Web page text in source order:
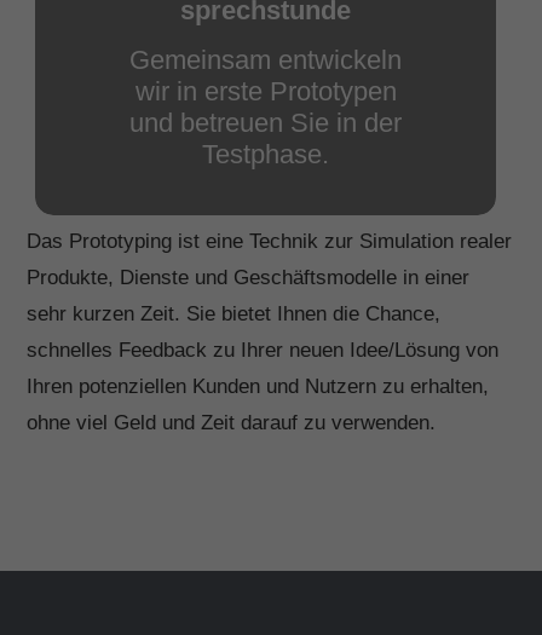
sprechstunde
Gemeinsam entwickeln
wir in erste Prototypen
und betreuen Sie in der
Testphase.
Das Prototyping ist eine Technik zur Simulation realer
Produkte, Dienste und Geschäftsmodelle in einer
sehr kurzen Zeit. Sie bietet Ihnen die Chance,
schnelles Feedback zu Ihrer neuen Idee/Lösung von
Ihren potenziellen Kunden und Nutzern zu erhalten,
ohne viel Geld und Zeit darauf zu verwenden.